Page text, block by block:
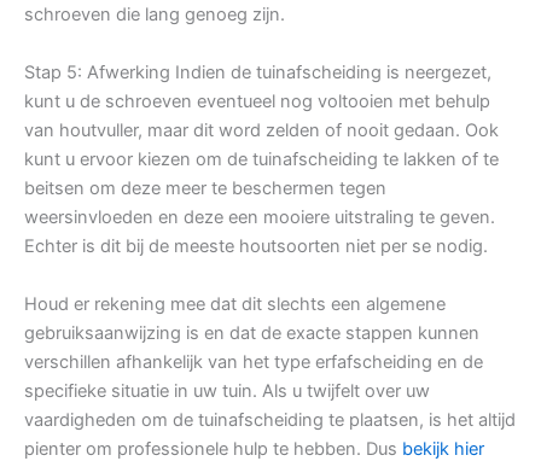
schroeven die lang genoeg zijn.
Stap 5: Afwerking Indien de tuinafscheiding is neergezet,
kunt u de schroeven eventueel nog voltooien met behulp
van houtvuller, maar dit word zelden of nooit gedaan. Ook
kunt u ervoor kiezen om de tuinafscheiding te lakken of te
beitsen om deze meer te beschermen tegen
weersinvloeden en deze een mooiere uitstraling te geven.
Echter is dit bij de meeste houtsoorten niet per se nodig.
Houd er rekening mee dat dit slechts een algemene
gebruiksaanwijzing is en dat de exacte stappen kunnen
verschillen afhankelijk van het type erfafscheiding en de
specifieke situatie in uw tuin. Als u twijfelt over uw
vaardigheden om de tuinafscheiding te plaatsen, is het altijd
pienter om professionele hulp te hebben. Dus bekijk hier